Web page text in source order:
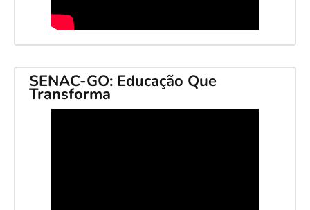
SENAC-GO: Educação Que
Transforma